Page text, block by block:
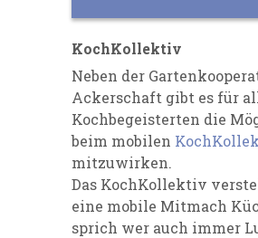
KochKollektiv
Neben der
Ackerschaft gibt es für
Kochbegeisterten die
beim mobilen
mitzuwirken.
Das KochKollektiv
eine mobile Mitmach
sprich wer auch immer